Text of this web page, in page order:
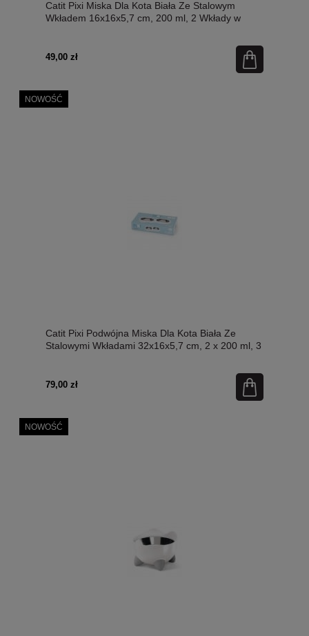
Catit Pixi Miska Dla Kota Biała Ze Stalowym
Wkładem 16x16x5,7 cm, 200 ml, 2 Wkłady w
49,00 zł
Catit Pixi Podwójna Miska Dla Kota Biała Ze
Stalowymi Wkładami 32x16x5,7 cm, 2 x 200 ml, 3
79,00 zł
NOWOŚĆ
NOWOŚĆ